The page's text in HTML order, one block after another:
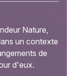
Nature,
un contexte
de
d'eux.